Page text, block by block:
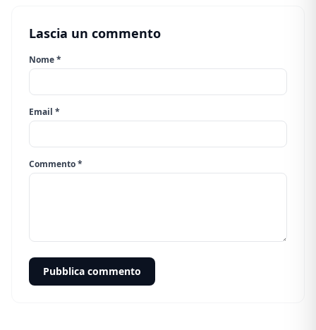
Lascia un commento
Nome *
Email *
Commento *
Pubblica commento